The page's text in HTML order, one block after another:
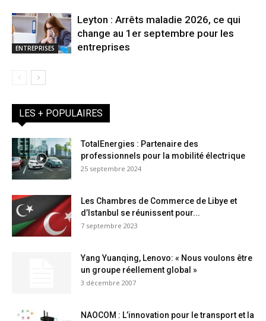
ENTREPRISES
Leyton : Arrêts maladie 2026, ce qui
change au 1er septembre pour les
entreprises
LES + POPULAIRES
TotalEnergies : Partenaire des
professionnels pour la mobilité électrique
25 septembre 2024
Les Chambres de Commerce de Libye et
d’Istanbul se réunissent pour...
7 septembre 2023
Yang Yuanqing, Lenovo: « Nous voulons être
un groupe réellement global »
3 décembre 2007
NAOCOM : L’innovation pour le transport et la